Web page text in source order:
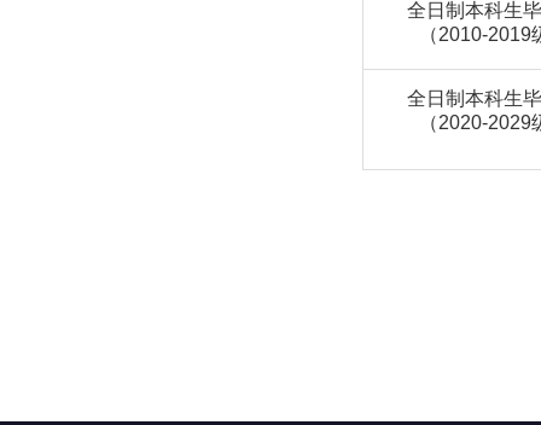
全日制本科生
（2010-2019
全日制本科生
（2020-2029